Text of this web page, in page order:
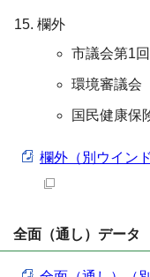
欄外
市議会第1
環境審議会
国民健康保
欄外（別ウイン
全面（通し）データ